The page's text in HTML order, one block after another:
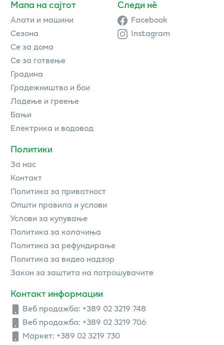
Мапа на сајтот
Алати и машини
Сезона
Се за дома
Се за готвење
Градина
Градежништво и бои
Ладење и греење
Бањи
Електрика и водовод
Политики
За нас
Контакт
Политика за приватност
Општи правила и услови
Услови за купување
Политика за колачиња
Политика за рефундирање
Политика за видео надзор
Закон за заштита на потрошувачите
Контакт информации
Веб продажба: +389 02 3219 748
Веб продажба: +389 02 3219 706
Маркет: +389 02 3219 730
Следи нè
Facebook
Instagram